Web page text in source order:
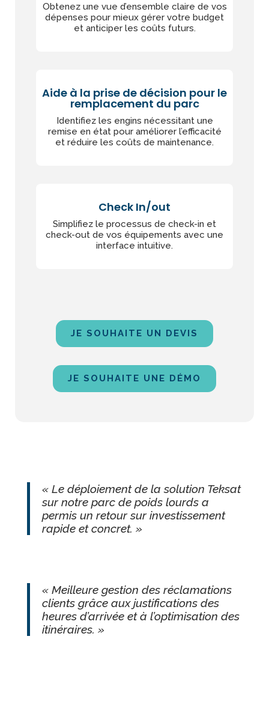
Obtenez une vue d’ensemble claire de vos
dépenses pour mieux gérer votre budget
et anticiper les coûts futurs.
Aide à la prise de décision pour le
remplacement du parc
Identifiez les engins nécessitant une
remise en état pour améliorer l’efficacité
et réduire les coûts de maintenance.
Check In/out
Simplifiez le processus de check-in et
check-out de vos équipements avec une
interface intuitive.
JE SOUHAITE UN DEVIS
JE SOUHAITE UNE DÉMO
« Le déploiement de la solution Teksat
sur notre parc de poids lourds a
permis un retour sur investissement
rapide et concret. »
« Meilleure gestion des réclamations
clients grâce aux justifications des
heures d’arrivée et à l’optimisation des
itinéraires. »